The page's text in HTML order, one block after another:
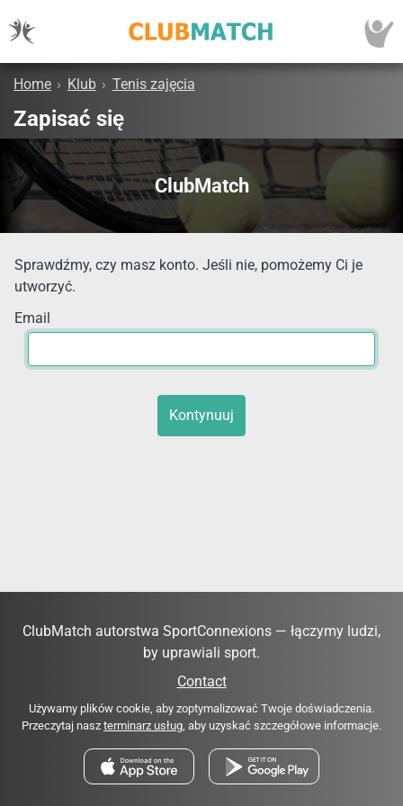
Home › Klub › Tenis zajęcia
Zapisać się
ClubMatch
Sprawdźmy, czy masz konto. Jeśli nie, pomożemy Ci je
utworzyć.
Email
Kontynuuj
ClubMatch autorstwa SportConnexions — łączymy ludzi,
by uprawiali sport.
Contact
Używamy plików cookie, aby zoptymalizować Twoje doświadczenia.
Przeczytaj nasz terminarz usług, aby uzyskać szczegółowe informacje.